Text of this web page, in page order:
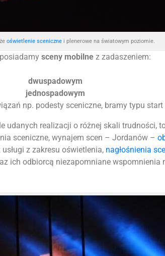
oświetlenie scenicznei plenerowe na światowym poziomie.
sceny mobilne z zadaszeniem:
dwuspadowym
jednospadowym
np. podesty sceniczne, bramy typu
realizacji o różnej skali trudności,
sceniczne, wynajem scen – Jordanów –
z zakresu oświetlenia, nagłośnienia
ich odbiorcą niezapomniane wspomnienia